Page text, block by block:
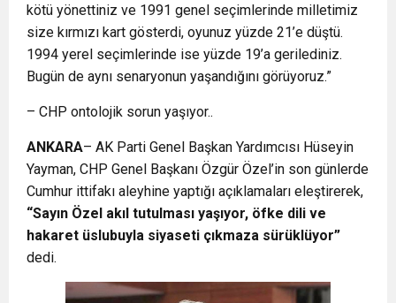
kötü yönettiniz ve 1991 genel seçimlerinde milletimiz
size kırmızı kart gösterdi, oyunuz yüzde 21’e düştü.
1994 yerel seçimlerinde ise yüzde 19’a gerilediniz.
Bugün de aynı senaryonun yaşandığını görüyoruz.”
– ⁠CHP ontolojik sorun yaşıyor..
ANKARA– AK Parti Genel Başkan Yardımcısı Hüseyin
Yayman, CHP Genel Başkanı Özgür Özel’in son günlerde
Cumhur ittifakı aleyhine yaptığı açıklamaları eleştirerek,
“Sayın Özel akıl tutulması yaşıyor, öfke dili ve
hakaret üslubuyla siyaseti çıkmaza sürüklüyor”
dedi.